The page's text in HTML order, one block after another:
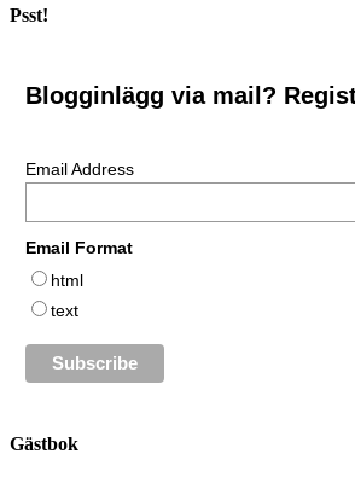
Psst!
Blogginlägg via mail?
Email Address
Email Format
html
text
Gästbok